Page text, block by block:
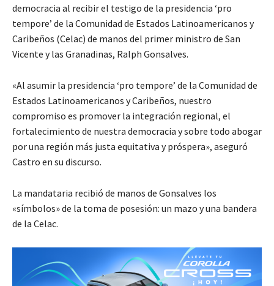
democracia al recibir el testigo de la presidencia ‘pro
tempore’ de la Comunidad de Estados Latinoamericanos y
Caribeños (Celac) de manos del primer ministro de San
Vicente y las Granadinas, Ralph Gonsalves.
«Al asumir la presidencia ‘pro tempore’ de la Comunidad de
Estados Latinoamericanos y Caribeños, nuestro
compromiso es promover la integración regional, el
fortalecimiento de nuestra democracia y sobre todo abogar
por una región más justa equitativa y próspera», aseguró
Castro en su discurso.
La mandataria recibió de manos de Gonsalves los
«símbolos» de la toma de posesión: un mazo y una bandera
de la Celac.